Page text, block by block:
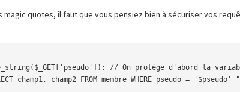
quotes, il faut que vous pensiez bien à sécuriser vos
// On protège d'abord la
champ1, champ2 FROM membre WHERE pseudo =